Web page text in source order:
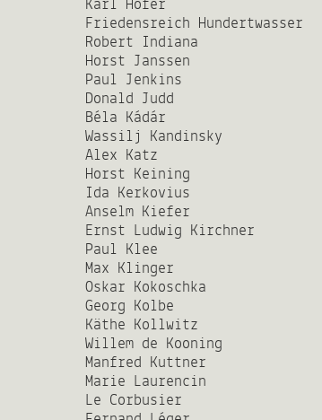
Friedensreich Hundertwasser
Robert Indiana
Horst Janssen
Paul Jenkins
Donald Judd
Béla Kádár
Wassilj Kandinsky
Alex Katz
Horst Keining
Ida Kerkovius
Anselm Kiefer
Ernst Ludwig Kirchner
Paul Klee
Max Klinger
Oskar Kokoschka
Georg Kolbe
Käthe Kollwitz
Willem de Kooning
Manfred Kuttner
Marie Laurencin
Le Corbusier